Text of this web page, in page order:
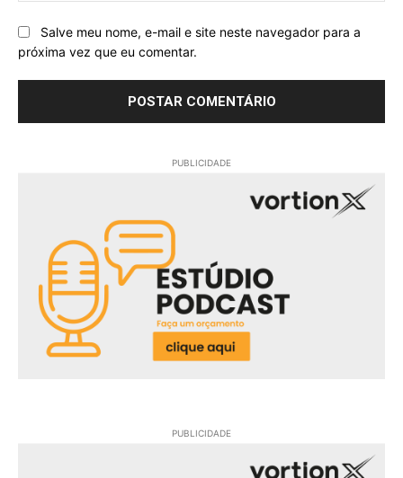
Salve meu nome, e-mail e site neste navegador para a
próxima vez que eu comentar.
PUBLICIDADE
PUBLICIDADE